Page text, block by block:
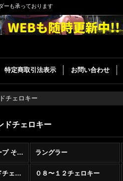
ーも承っております
特定商取引法表示 お問い合わせ
チェロキー
ドチェロキー
クライスラー・ジープ その他 (全商品) ラングラー
９９〜０４グランドチェロキー ０８〜１２チェロキー